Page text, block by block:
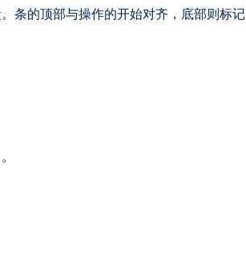
条的顶部与操作的开始对齐，底部则标记